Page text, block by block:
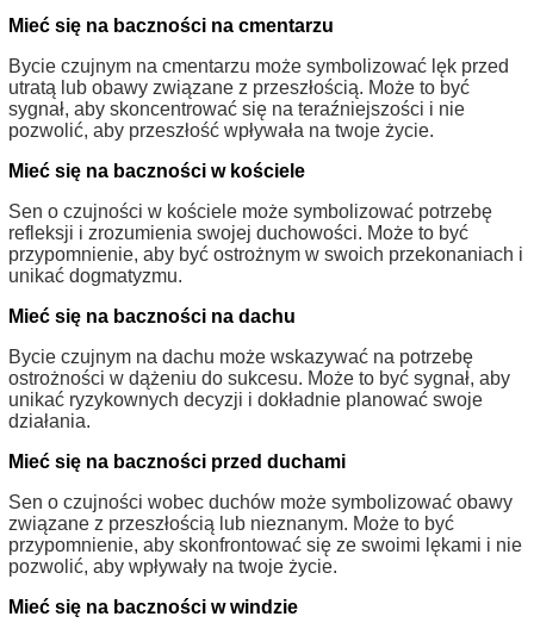
Mieć się na baczności na cmentarzu
Bycie czujnym na cmentarzu może symbolizować lęk przed
utratą lub obawy związane z przeszłością. Może to być
sygnał, aby skoncentrować się na teraźniejszości i nie
pozwolić, aby przeszłość wpływała na twoje życie.
Mieć się na baczności w kościele
Sen o czujności w kościele może symbolizować potrzebę
refleksji i zrozumienia swojej duchowości. Może to być
przypomnienie, aby być ostrożnym w swoich przekonaniach i
unikać dogmatyzmu.
Mieć się na baczności na dachu
Bycie czujnym na dachu może wskazywać na potrzebę
ostrożności w dążeniu do sukcesu. Może to być sygnał, aby
unikać ryzykownych decyzji i dokładnie planować swoje
działania.
Mieć się na baczności przed duchami
Sen o czujności wobec duchów może symbolizować obawy
związane z przeszłością lub nieznanym. Może to być
przypomnienie, aby skonfrontować się ze swoimi lękami i nie
pozwolić, aby wpływały na twoje życie.
Mieć się na baczności w windzie